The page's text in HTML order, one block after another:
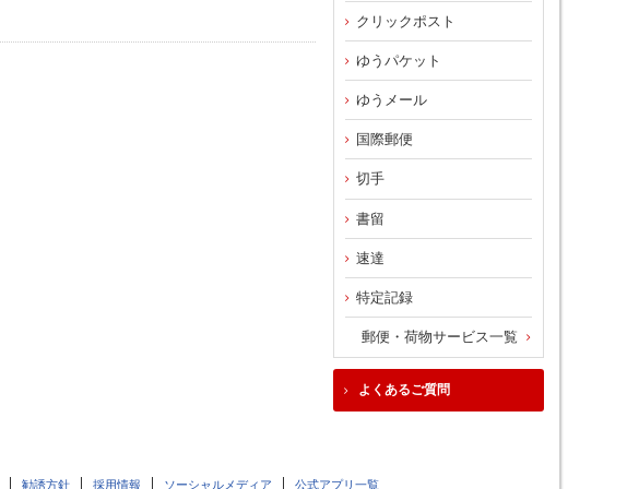
クリックポスト
ゆうパケット
ゆうメール
国際郵便
切手
書留
速達
特定記録
郵便・荷物サービス一覧
よくあるご質問
勧誘方針 採用情報 ソーシャルメディア 公式アプリ一覧